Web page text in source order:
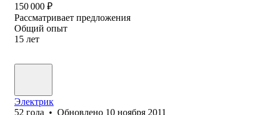
150 000 ₽
Рассматривает предложения
Общий опыт
15 лет
Электрик
52 года • Обновлено 10 ноября 2011